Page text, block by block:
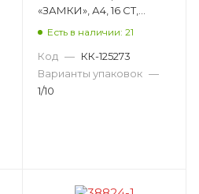
«ЗАМКИ», А4, 16 СТ,
Есть в наличии: 21
Код — КК-125273
Варианты упаковок —
1/10